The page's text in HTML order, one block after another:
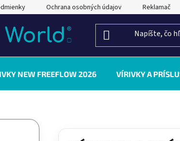
Ochrana osobných údajov Reklamačný
NEW FREEFLOW 2026 VÍRIVKY A